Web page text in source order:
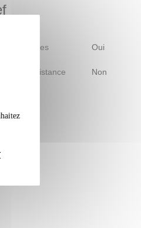
d'études Oui
à distance Non